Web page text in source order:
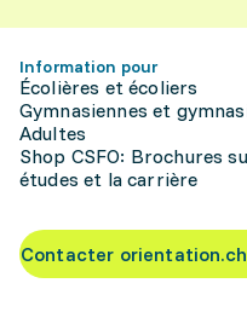
Information pour
Écolières et écoliers
Gymnasiennes et
Adultes
Shop CSFO: Brochures
études et la carrière
Contacter orientation.ch